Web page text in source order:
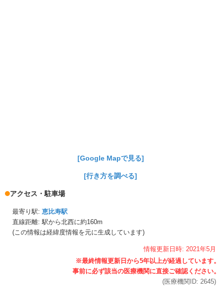
[Google Mapで見る]
[行き方を調べる]
アクセス・駐車場
最寄り駅: 恵比寿駅
直線距離: 駅から北西に約160m
(この情報は経緯度情報を元に生成しています)
情報更新日時: 2021年5月
(医療機関ID: 2645)